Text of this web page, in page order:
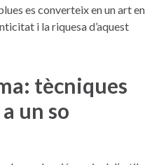
‌es converteix en un ‌art ⁣en
i la ​riquesa d’aquest
tècniques
un ⁤so